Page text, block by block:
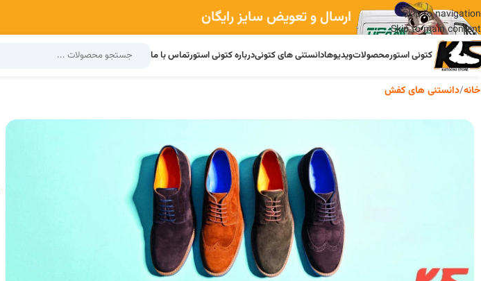
Skip to navigation
Skip to main content
ارسال و تعویض سایز رایگان
کتونی استورمحصولاتویدیوهادانستنی های کتونیدرباره کتونی استورتماس با ما
خانه/دانستنی های کفش